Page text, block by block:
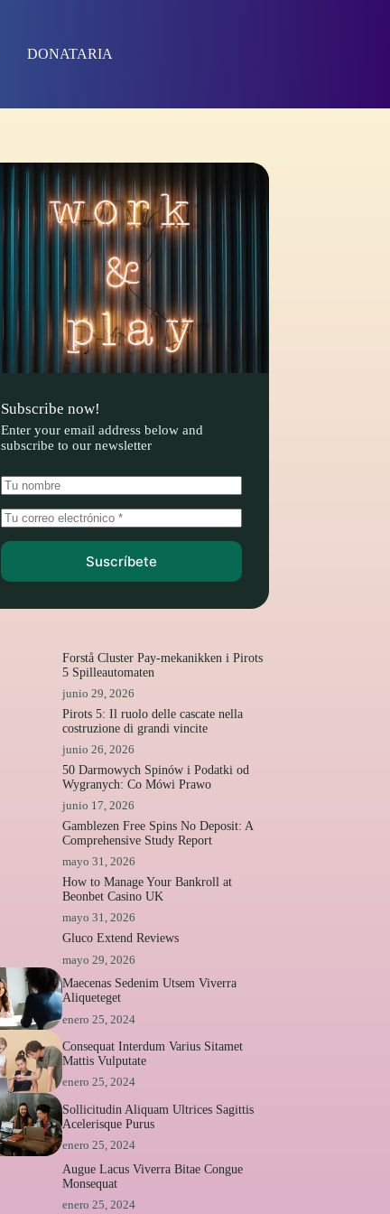
DONATARIA
Subscribe now!
Enter your email address below and
subscribe to our newsletter
Suscríbete
Forstå Cluster Pay-mekanikken i Pirots
5 Spilleautomaten
junio 29, 2026
Pirots 5: Il ruolo delle cascate nella
costruzione di grandi vincite
junio 26, 2026
50 Darmowych Spinów i Podatki od
Wygranych: Co Mówi Prawo
junio 17, 2026
Gamblezen Free Spins No Deposit: A
Comprehensive Study Report
mayo 31, 2026
How to Manage Your Bankroll at
Beonbet Casino UK
mayo 31, 2026
Gluco Extend Reviews
mayo 29, 2026
Maecenas Sedenim Utsem Viverra
Aliqueteget
enero 25, 2024
Consequat Interdum Varius Sitamet
Mattis Vulputate
enero 25, 2024
Sollicitudin Aliquam Ultrices Sagittis
Acelerisque Purus
enero 25, 2024
Augue Lacus Viverra Bitae Congue
Monsequat
enero 25, 2024